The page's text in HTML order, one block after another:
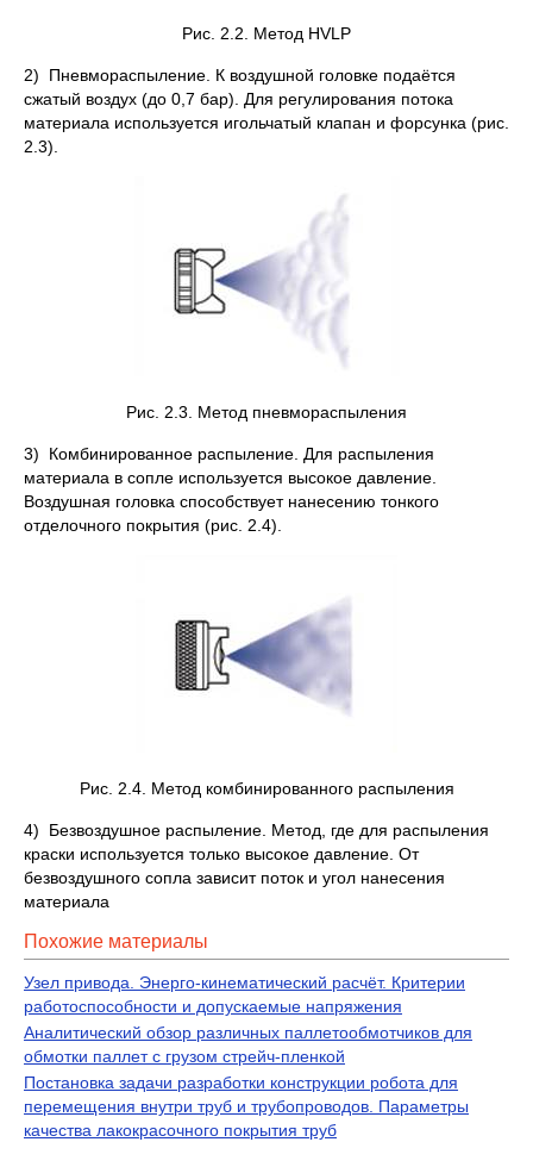
Рис. 2.2. Метод HVLP
2) Пневмораспыление. К воздушной головке подаётся
сжатый воздух (до 0,7 бар). Для регулирования потока
материала используется игольчатый клапан и форсунка (рис.
2.3).
Рис. 2.3. Метод пневмораспыления
3) Комбинированное распыление. Для распыления
материала в сопле используется высокое давление.
Воздушная головка способствует нанесению тонкого
отделочного покрытия (рис. 2.4).
Рис. 2.4. Метод комбинированного распыления
4) Безвоздушное распыление. Метод, где для распыления
краски используется только высокое давление. От
безвоздушного сопла зависит поток и угол нанесения
материала
Похожие материалы
Узел привода. Энерго-кинематический расчёт. Критерии
работоспособности и допускаемые напряжения
Аналитический обзор различных паллетообмотчиков для
обмотки паллет с грузом стрейч-пленкой
Постановка задачи разработки конструкции робота для
перемещения внутри труб и трубопроводов. Параметры
качества лакокрасочного покрытия труб